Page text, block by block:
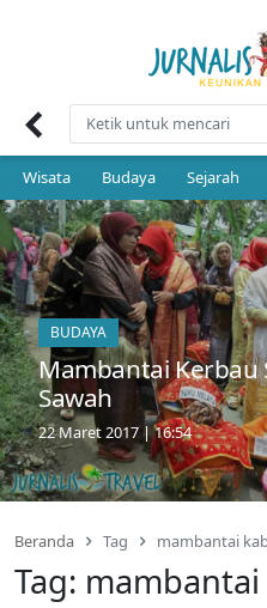
Wisata Budaya Sejarah
BUDAYA
Mambantai Kerbau
Sawah
22 Maret 2017 | 16:54
Beranda Tag mambantai
Tag: